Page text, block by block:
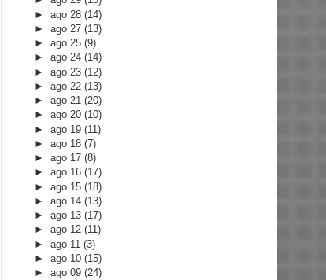
►ago 28(14)
►ago 27(13)
►ago 25(9)
►ago 24(14)
►ago 23(12)
►ago 22(13)
►ago 21(20)
►ago 20(10)
►ago 19(11)
►ago 18(7)
►ago 17(8)
►ago 16(17)
►ago 15(18)
►ago 14(13)
►ago 13(17)
►ago 12(11)
►ago 11(3)
►ago 10(15)
►ago 09(24)